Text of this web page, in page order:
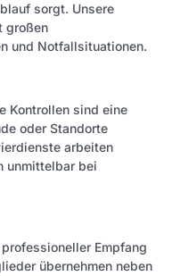
sorgt. Unsere
großen
und Notfallsituationen.
Kontrollen sind eine
oder Standorte
arbeiten
unmittelbar bei
professioneller Empfang
übernehmen neben